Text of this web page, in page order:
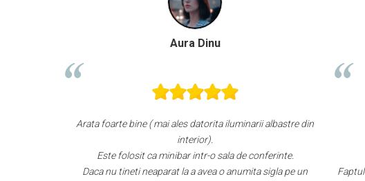
iluminarii albastre din
o anumita sigla pe un
Paula Chiriac
Super!
Aspect foarte plăcut.
Răcește foarte bine pe treapta 3.
Faptul că grătarul metalic se poate poziționa mai sus